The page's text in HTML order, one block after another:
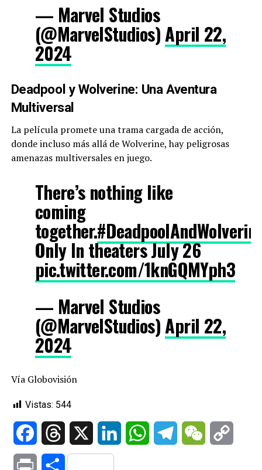
— Marvel Studios
(@MarvelStudios) April 22,
2024
Deadpool y Wolverine: Una Aventura
Multiversal
La película promete una trama cargada de acción,
donde incluso más allá de Wolverine, hay peligrosas
amenazas multiversales en juego.
There’s nothing like
coming
together.
Only In theaters July 26
pic.twitter.com/1knGQMYph3
— Marvel Studios
(@MarvelStudios) April 22,
2024
Vía Globovisión
Vistas: 544
FacebookThreads LinkedIn WhatsAppTelegramWeChat
Print Compartir